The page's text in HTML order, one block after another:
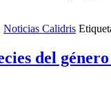
Noticias Calidris
del